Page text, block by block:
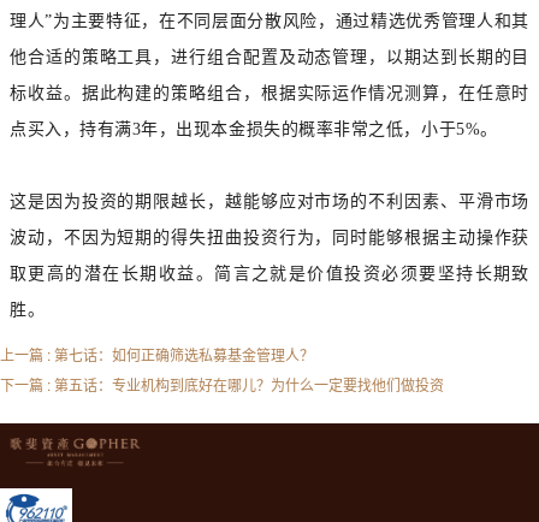
理人”为主要特征，在不同层面分散风险，通过精选优秀管理人和其
他合适的策略工具，进行组合配置及动态管理，以期达到长期的目
标收益。 据此构建的策略组合，根据实际运作情况测算，在任意时
点买入，持有满3年，出现本金损失的概率非常之低，小于5%。
这是因为投资的期限越长，越能够应对市场的不利因素、平滑市场
波动，不因为短期的得失扭曲投资行为，同时能够根据主动操作获
取更高的潜在长期收益。简言之就是价值投资必须要坚持长期致
胜。
上一篇 : 第七话：如何正确筛选私募基金管理人？
下一篇 : 第五话：专业机构到底好在哪儿？为什么一定要找他们做投资